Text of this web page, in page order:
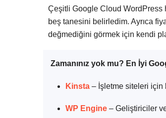
Çeşitli Google Cloud WordPress
beş tanesini belirledim. Ayrıca
değmediğini görmek için kendi
Zamanınız yok mu? En İyi
Kinsta – İşletme siteleri için
WP Engine – Geliştiriciler